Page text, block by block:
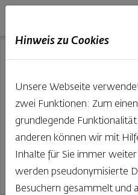
Hinweis zu Cookies
Unsere Webseite
zwei Funktionen: Zum
grundlegende
anderen können wir mit
Inhalte für Sie immer
werden pseudonymisierte
Besuchern gesammelt und